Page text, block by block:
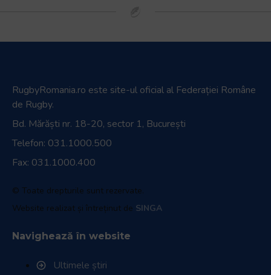
RugbyRomania.ro este site-ul oficial al Federației Române
de Rugby.
Bd. Mărăști nr. 18-20, sector 1, București
Telefon: 031.1000.500
Fax: 031.1000.400
© Toate drepturile sunt rezervate.
Website realizat și întreținut de SINGA
Navighează în website
Ultimele știri